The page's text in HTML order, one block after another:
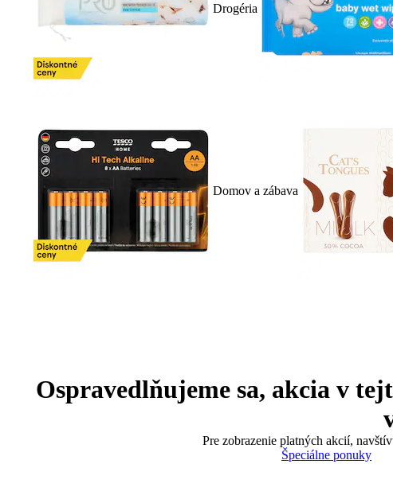
Drogéria
Domov a zábava
Ospravedlňujeme sa, akcia v
Pre zobrazenie platných akcií,
Špeciálne ponuky